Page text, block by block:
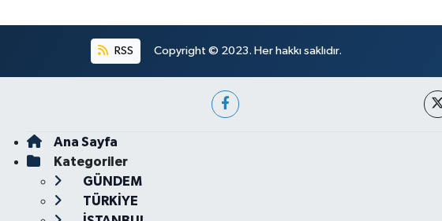
RSS Copyright © 2023. Her hakkı saklıdır.
Ana Sayfa
Kategoriler
GÜNDEM
TÜRKİYE